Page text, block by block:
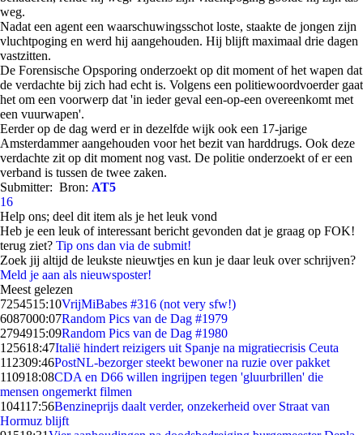
weg.
Nadat een agent een waarschuwingsschot loste, staakte de jongen zijn
vluchtpoging en werd hij aangehouden. Hij blijft maximaal drie dagen
vastzitten.
De Forensische Opsporing onderzoekt op dit moment of het wapen dat
de verdachte bij zich had echt is. Volgens een politiewoordvoerder gaat
het om een voorwerp dat 'in ieder geval een-op-een overeenkomt met
een vuurwapen'.
Eerder op de dag werd er in dezelfde wijk ook een 17-jarige
Amsterdammer aangehouden voor het bezit van harddrugs. Ook deze
verdachte zit op dit moment nog vast. De politie onderzoekt of er een
verband is tussen de twee zaken.
Submitter: Bron: AT5
16
Help ons; deel dit item als je het leuk vond
Heb je een leuk of interessant bericht gevonden dat je graag op FOK!
terug ziet? Tip ons dan via de submit!
Zoek jij altijd de leukste nieuwtjes en kun je daar leuk over schrijven?
Meld je aan als nieuwsposter!
Meest gelezen
7254515:10VrijMiBabes #316 (not very sfw!)
6087000:07Random Pics van de Dag #1979
2794915:09Random Pics van de Dag #1980
125618:47Italië hindert reizigers uit Spanje na migratiecrisis Ceuta
112309:46PostNL-bezorger steekt bewoner na ruzie over pakket
110918:08CDA en D66 willen ingrijpen tegen 'gluurbrillen' die
mensen ongemerkt filmen
104117:56Benzineprijs daalt verder, onzekerheid over Straat van
Hormuz blijft